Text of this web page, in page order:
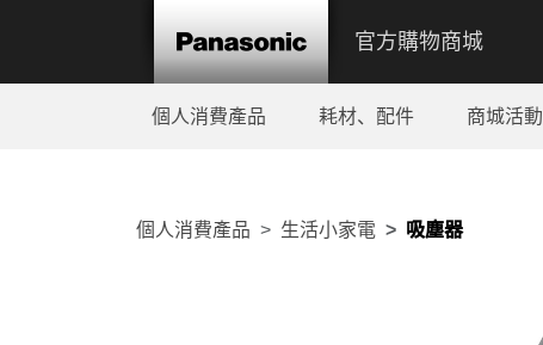
官方購物商城
個人消費產品 耗材、配件 商城活動
個人消費產品 生活小家電 吸塵器